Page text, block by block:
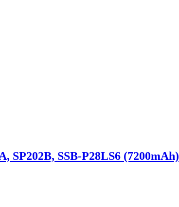
SP202B, SSB-P28LS6 (7200mAh)